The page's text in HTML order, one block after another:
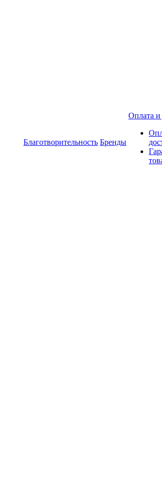
Благотворительность Бренды
Оплата и